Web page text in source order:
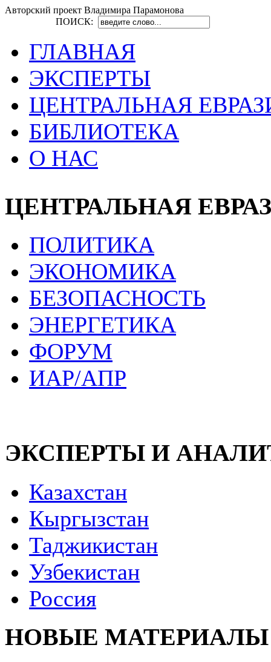
Авторский проект Владимира Парамонова
ПОИСК:
ГЛАВНАЯ
ЭКСПЕРТЫ
ЦЕНТРАЛЬНАЯ
БИБЛИОТЕКА
О НАС
ЦЕНТРАЛЬНАЯ
ПОЛИТИКА
ЭКОНОМИКА
БЕЗОПАСНОСТЬ
ЭНЕРГЕТИКА
ФОРУМ
ИАР/АПР
ЭКСПЕРТЫ И
Казахстан
Кыргызстан
Таджикистан
Узбекистан
Россия
НОВЫЕ МАТЕРИАЛЫ